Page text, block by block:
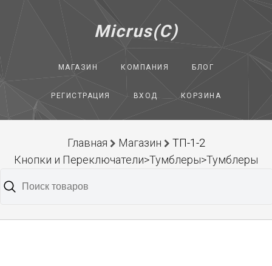
Micrus(C)
МАГАЗИН КОМПАНИЯ БЛОГ
РЕГИСТРАЦИЯ ВХОД КОРЗИНА
Главная Магазин
ТП-1-2
Кнопки и Переключатели>Тумблеры>Тумблеры